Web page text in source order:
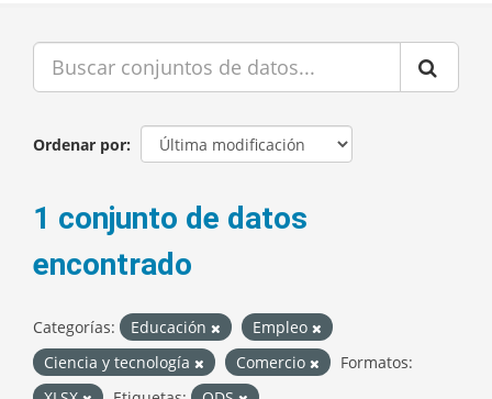
Ordenar por
1 conjunto de datos
encontrado
Categorías: Educación
Empleo
Ciencia y tecnología
Comercio
Formatos: